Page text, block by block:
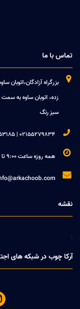
تماس با ما

بزرگراه آزادگان،اتوبان
سبز رنگ
 02155279834 | 09126153185 | 09021562371 (آموزش)
 همه روزه ساعت 9:00 تا 18 | روز های تعطیل با هماهنگی قبلی

نقشه
1
آرکا چوب در شبکه های